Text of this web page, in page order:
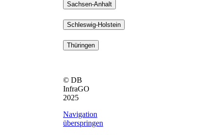
Sachsen-Anhalt
Schleswig-Holstein
Thüringen
© DB
InfraGO
2025
Navigation
überspringen